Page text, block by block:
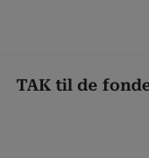
TAK til de